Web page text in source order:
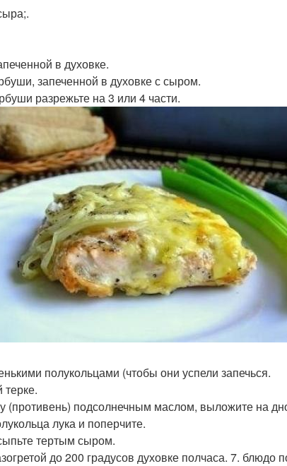
в духовке.
запеченной в духовке с сыром.
разрежьте на 3 или 4 части.
полукольцами (чтобы они успели запечься.
терке.
(противень) подсолнечным маслом, выложите на
лука и поперчите.
тертым сыром.
до 200 градусов духовке полчаса. 7. блюдо